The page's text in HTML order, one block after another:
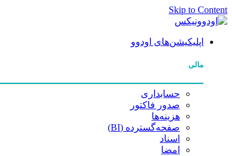
Skip to Content
اپلیکیشن‌های اودوو
مالی
حسابداری
صدور فاکتور
هزینه‌ها
صفحه‌گسترده (BI)
اسناد
امضا